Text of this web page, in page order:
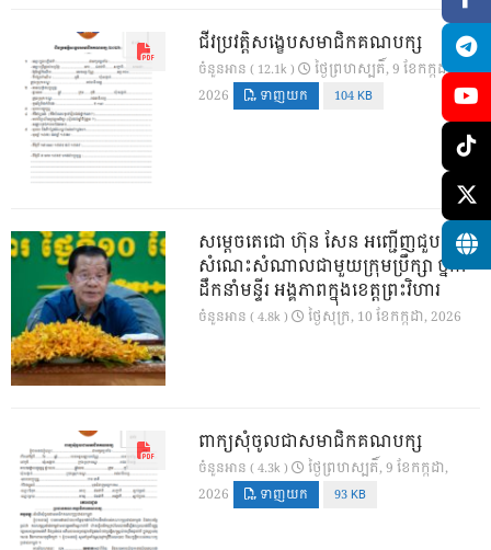
ជីវប្រវត្តិសង្ខេបសមាជិកគណបក្ស
ចំនួនអាន ( 12.1k )
ថ្ងៃ​ព្រហស្បតិ៍, 9 ខែ​កក្កដា,
2026
ទាញយក 104 KB
សម្តេចតេជោ ហ៊ុន សែន អញ្ជើញជួប
សំណេះសំណាលជាមួយក្រុមប្រឹក្សា ថ្នាក់
ដឹកនាំមន្ទីរ អង្គភាពក្នុងខេត្តព្រះវិហារ
ចំនួនអាន ( 4.8k ) ថ្ងៃ​សុក្រ, 10 ខែ​កក្កដា, 2026
ពាក្យសុំចូលជាសមាជិកគណបក្ស
ចំនួនអាន ( 4.3k )
ថ្ងៃ​ព្រហស្បតិ៍, 9 ខែ​កក្កដា,
2026
ទាញយក 93 KB